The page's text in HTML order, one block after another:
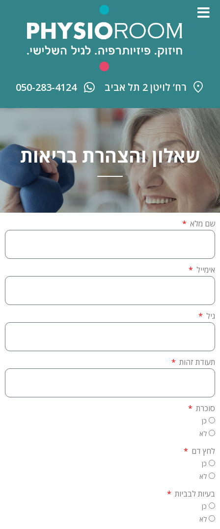
רח’ לויטן 2 תל אביב 050-283-4124
שאלון והצהרת בריאות
שם מלא
אימייל
גיל
תעודת זהות
סוכרת
כן
לא
לחץ דם
כן
לא
בעיות לבביות
כן
לא